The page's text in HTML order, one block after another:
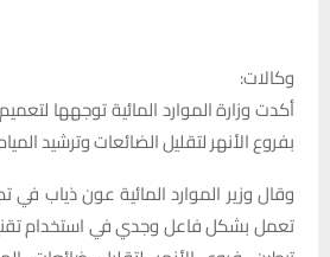
وكالات:
أكدت وزارة الموارد المائية توجهها
بفروع الأنهر لتقليل الضائعات وترشيد
وقال وزير الموارد المائية عون ذياب
تعمل بشكل فاعل وجدي في استخدام